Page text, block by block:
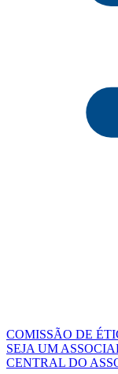
COMISSÃO DE
SEJA UM
CENTRAL DO